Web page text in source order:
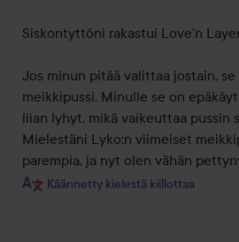
Siskontyttöni rakastui Love'n
Jos minun pitää valittaa jostain,
meikkipussi. Minulle se on
liian lyhyt, mikä vaikeuttaa pussin
Mielestäni Lyko:n viimeiset
parempia, ja nyt olen vähän
Käännetty kielestä kiillottaa